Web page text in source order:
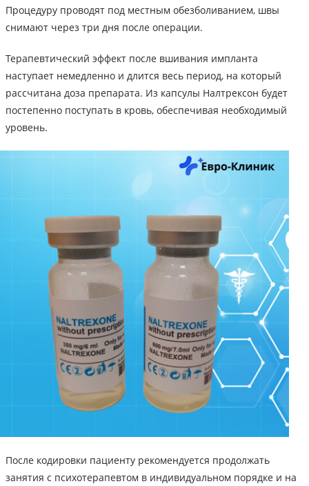
Процедуру проводят под местным обезболиванием, швы
снимают через три дня после операции.
Терапевтический эффект после вшивания импланта
наступает немедленно и длится весь период, на который
рассчитана доза препарата. Из капсулы Налтрексон будет
постепенно поступать в кровь, обеспечивая необходимый
уровень.
После кодировки пациенту рекомендуется продолжать
занятия с психотерапевтом в индивидуальном порядке и на